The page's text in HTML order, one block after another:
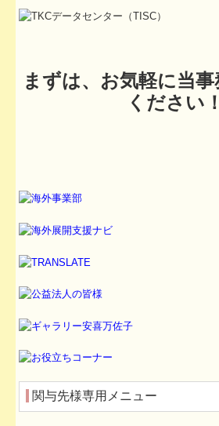
まずは、お気軽に当
ください！
関与先様専用メニュー